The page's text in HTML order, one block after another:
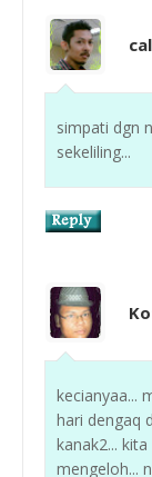
simpati dgn
sekeliling...
kecianyaa...
hari dengaq
kanak2...
mengeloh...